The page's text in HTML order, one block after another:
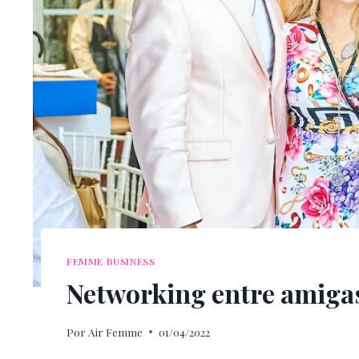
FEMME BUSINESS
Networking entre
Por Air Femme 01/04/2022